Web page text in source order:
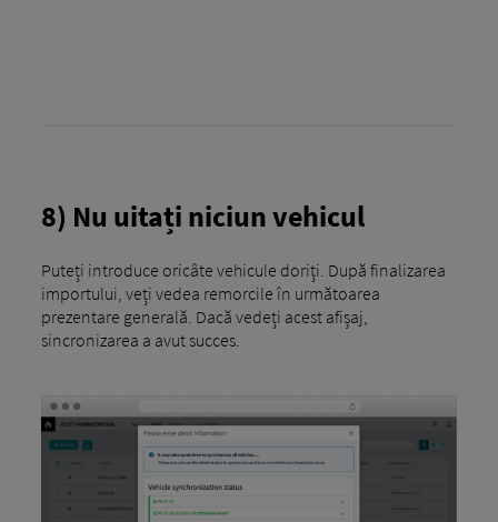
8) Nu uitați niciun vehicul
Puteți introduce oricâte vehicule doriți. După finalizarea
importului, veți vedea remorcile în următoarea
prezentare generală. Dacă vedeți acest afișaj,
sincronizarea a avut succes.